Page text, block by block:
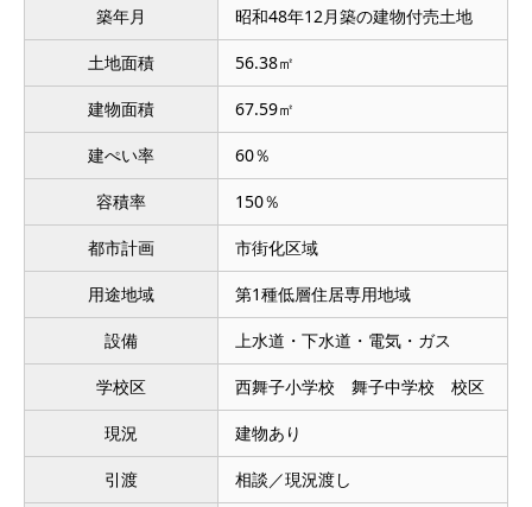
築年月 昭和48年12月築の建物付売土地
土地面積 56.38㎡
建物面積 67.59㎡
建ぺい率 60％
容積率 150％
都市計画 市街化区域
用途地域 第1種低層住居専用地域
設備 上水道・下水道・電気・ガス
学校区 西舞子小学校 舞子中学校 校区
現況 建物あり
引渡 相談／現況渡し